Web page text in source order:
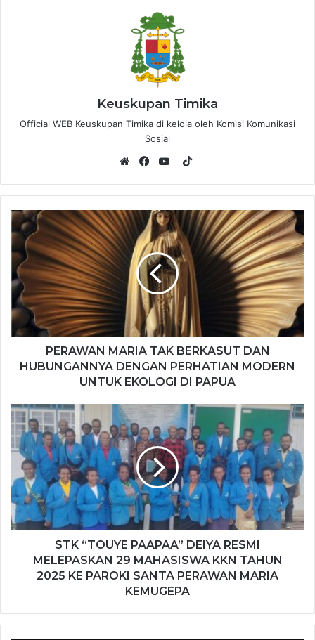
Keuskupan Timika
Official WEB Keuskupan Timika di kelola oleh Komisi Komunikasi
Sosial
e
b
s
t
e
a
c
e
b
o
o
k
o
u
T
u
b
e
T
k
T
o
PERAWAN MARIA TAK BERKASUT DAN
HUBUNGANNYA DENGAN PERHATIAN MODERN
UNTUK EKOLOGI DI PAPUA
STK “TOUYE PAAPAA” DEIYA RESMI
MELEPASKAN 29 MAHASISWA KKN TAHUN
2025 KE PAROKI SANTA PERAWAN MARIA
KEMUGEPA